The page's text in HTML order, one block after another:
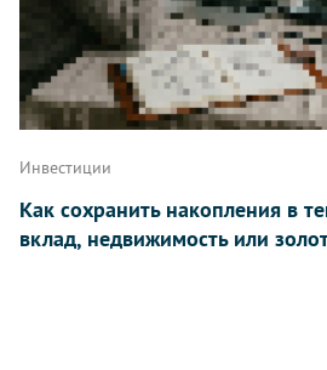
Инвестиции
Как сохранить накопления в
вклад, недвижимость или